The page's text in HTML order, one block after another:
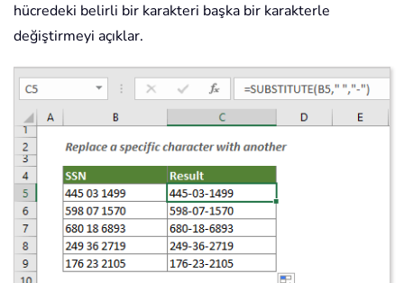
hücredeki belirli bir karakteri başka bir karakterle
değiştirmeyi açıklar.